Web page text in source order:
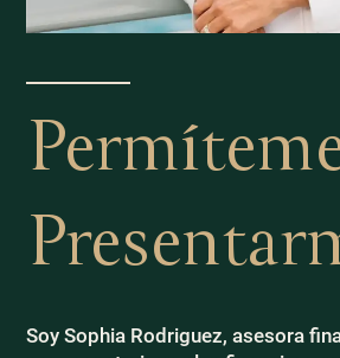
Soy Sophia Rodriguez, asesora